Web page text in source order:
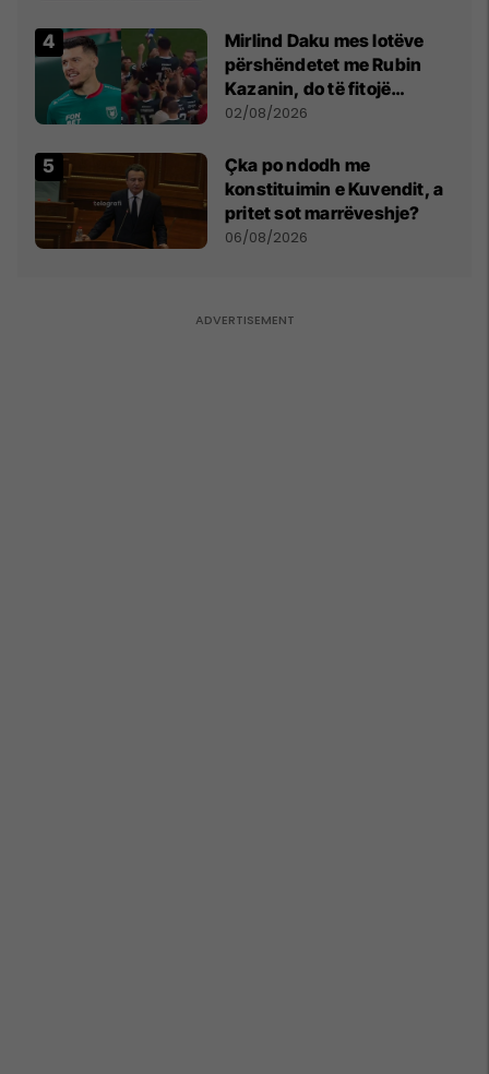
Mirlind Daku mes lotëve
përshëndetet me Rubin
Kazanin, do të fitojë
miliona te Spartak Moska
02/08/2026
Çka po ndodh me
konstituimin e Kuvendit, a
pritet sot marrëveshje?
06/08/2026